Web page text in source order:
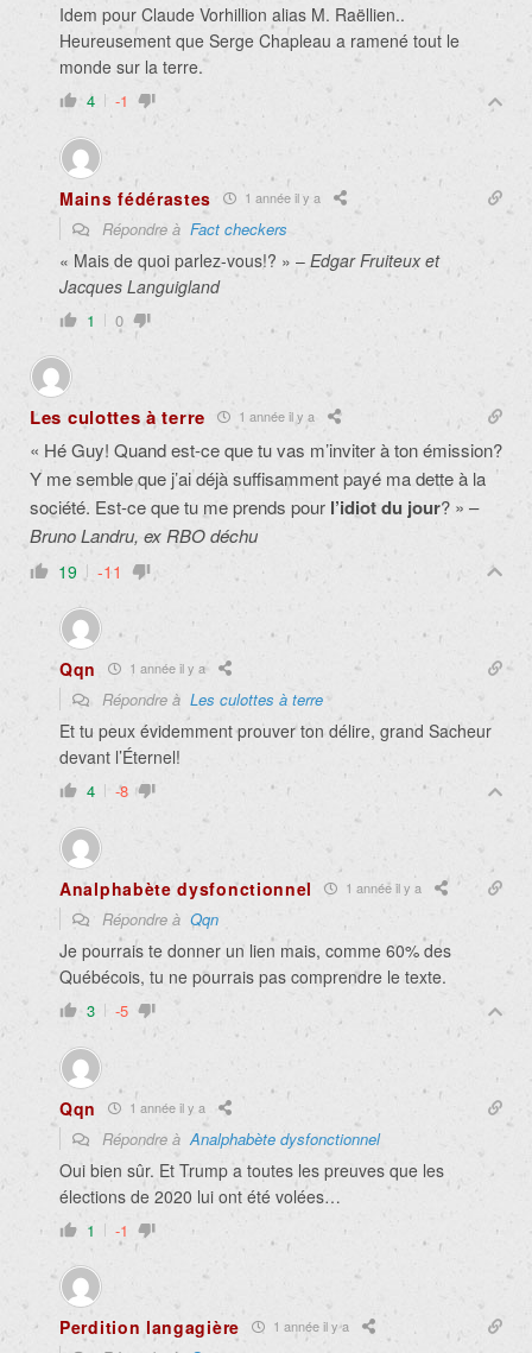
Idem pour Claude Vorhillion alias M. Raëllien..
Heureusement que Serge Chapleau a ramené tout le
monde sur la terre.
4 -1
Mains fédérastes 1 année il y a
Répondre à Fact checkers
« Mais de quoi parlez-vous!? » – Edgar Fruiteux et
Jacques Languigland
1 0
Les culottes à terre 1 année il y a
« Hé Guy! Quand est-ce que tu vas m’inviter à ton émission?
Y me semble que j’ai déjà suffisamment payé ma dette à la
société. Est-ce que tu me prends pour l’idiot du jour? » –
Bruno Landru, ex RBO déchu
19 -11
Qqn 1 année il y a
Répondre à Les culottes à terre
Et tu peux évidemment prouver ton délire, grand Sacheur
devant l’Éternel!
4 -8
Analphabète dysfonctionnel 1 année il y a
Répondre à Qqn
Je pourrais te donner un lien mais, comme 60% des
Québécois, tu ne pourrais pas comprendre le texte.
3 -5
Qqn 1 année il y a
Répondre à Analphabète dysfonctionnel
Oui bien sûr. Et Trump a toutes les preuves que les
élections de 2020 lui ont été volées…
1 -1
Perdition langagière 1 année il y a